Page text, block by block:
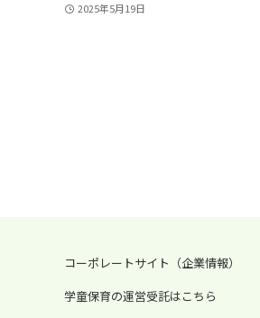
2025年5月19日
コーポレートサイト（企業情報）
学童保育の運営受託はこちら